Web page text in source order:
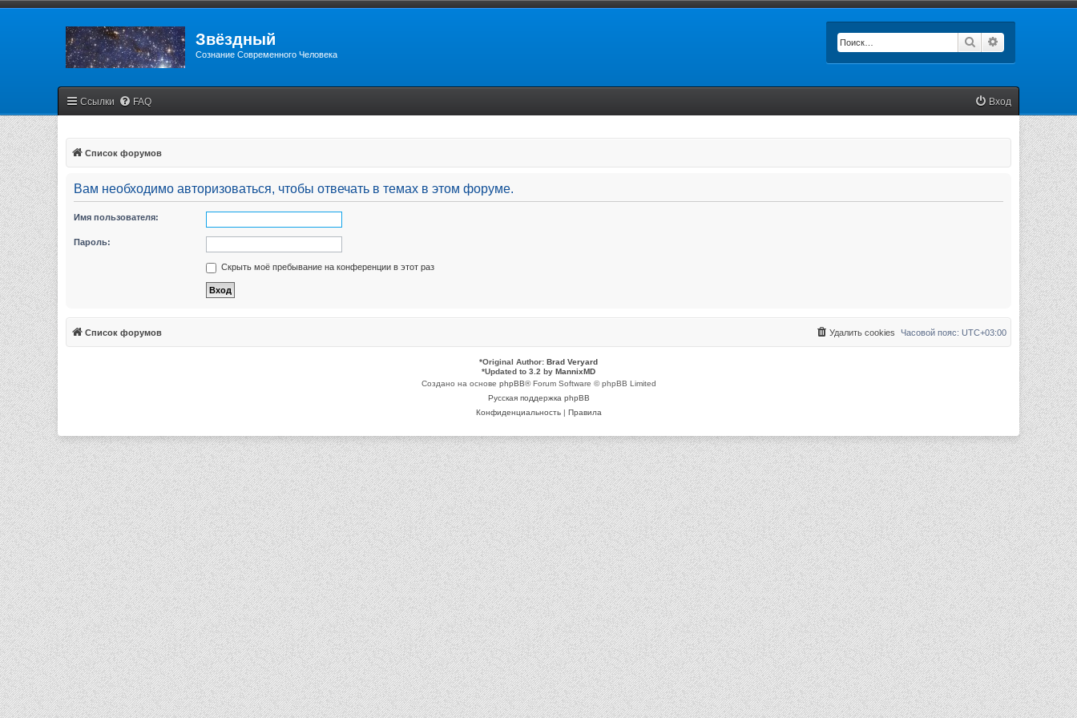
Звёздный
Сознание Современного Человека
Поиск
Ссылки FAQ Вход
Список форумов
Вам необходимо авторизоваться, чтобы отвечать в темах в этом форуме.
Имя пользователя:
Пароль:
Скрыть моё пребывание на конференции в этот раз
Список форумов Часовой пояс: UTC+03:00
Удалить cookies
*Original Author: Brad Veryard
*Updated to 3.2 by MannixMD
Создано на основе phpBB® Forum Software © phpBB Limited
Русская поддержка phpBB
Конфиденциальность| Правила